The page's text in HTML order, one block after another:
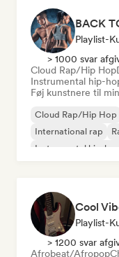
Playlist-
> 1000 svar
Cloud Rap/Hip Hop
Instrumental hip-
Føj kunstnere til
Cloud Rap/Hip Hop
International rap
Instrumental hip-hop
Cool
Playlist-
> 1200 svar
Afrobeat/Afropop